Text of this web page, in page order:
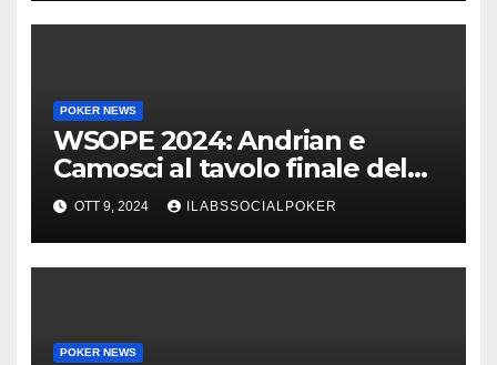
POKER NEWS
WSOPE 2024: Andrian e
Camosci al tavolo finale del
Main, vai Italia!!!
OTT 9, 2024 ILABSSOCIALPOKER
POKER NEWS